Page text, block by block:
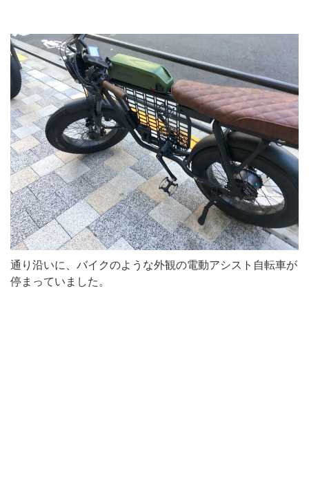
通り沿いに、バイクのような外観の電動アシスト自転車が
停まっていました。